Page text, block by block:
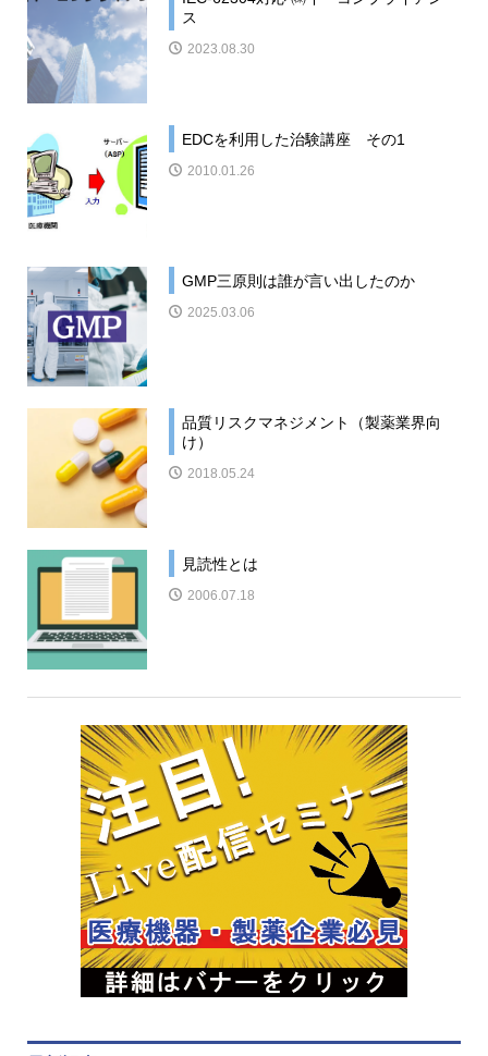
ス
2023.08.30
EDCを利用した治験講座 その1
2010.01.26
GMP三原則は誰が言い出したのか
2025.03.06
品質リスクマネジメント（製薬業界向
け）
2018.05.24
見読性とは
2006.07.18